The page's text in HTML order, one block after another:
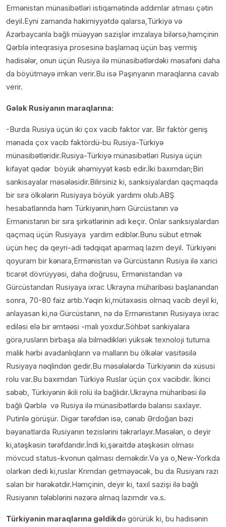
Ermənistan münasibətləri istiqamətində addımlar atması çətin
deyil.Eyni zamanda hakimiyyətdə qalarsa,Türkiyə və
Azərbaycanla bağlı müəyyən sazişlər imzalaya bilərsə,həmçinin
Qərblə inteqrasiya prosesinə başlamaq üçün baş vermiş
hadisələr, onun üçün Rusiya ilə münasibətlərdəki məsafəni daha
da böyütməyə imkan verir.Bu isə Paşınyanın maraqlarına cavab
verir.
Gələk Rusiyanın maraqlarına:
-Burda Rusiya üçün iki çox vacib faktor var. Bir faktör geniş
mənada çox vacib faktördü-bu Rusiya-Türkiyə
münasibətləridir.Rusiya-Türkiyə münasibətləri Rusiya üçün
kifayət qədər böyük əhəmiyyət kəsb edir.İki baxımdan;Biri
sankisayalar məsələsidir.Bilirsiniz ki, sanksiyalardan qaçmaqda
bir sıra ölkələrin Rusiyaya böyük yardımı olub.ABŞ
hesabatlarında həm Türkiyənin,həm Gürcüstanın və
Ermənistanın bir sıra şirkətlərinin adı keçir. Onlar sanksiyalardan
qaçmaq üçün Rusiyaya yardım ediblər.Bunu sübut etmək
üçün heç də qeyri-adi tədqiqat aparmaq lazım deyil. Türkiyəni
qoyuram bir kənara,Ermənistan və Gürcüstanın Rusiya ilə xarici
ticarət dövrüyyəsi, daha doğrusu, Ermənistandan və
Gürcüstandan Rusiyaya ixrac Ukrayna müharibəsi başlanandan
sonra, 70-80 faiz artıb.Yəqin ki,mütəxəsis olmaq vacib deyil ki,
anlayasan ki,nə Gürcüstanın, nə də Ermənistanın Rusiyaya ixrac
ediləsi elə bir əmtəəsi -malı yoxdur.Söhbət sankiyalara
görə,rusların birbaşa ala bilmədikləri yüksək texnoloji tutuma
malik hərbi avadanlıqların və malların bu ölkələr vasitəsilə
Rusiyaya nəqlindən gedir.Bu məsələlərdə Türkiyənin də xüsusi
rolu var.Bu baxımdan Türkiyə Ruslar üçün çox vacibdir. İkinci
səbəb, Türkiyənin ikili rolü ilə bağlıdır.Ukrayna müharibəsi ilə
bağlı Qərblə və Rusiya ilə münasibətlərdə balansı saxlayır.
Putinlə görüşür. Digər tərəfdən isə, cənab Ərdoğan bəzi
bəyanatlarda Rusiyanın tezislərini təkrarlayır.Məsələn, o deyir
ki,atəşkəsin tərəfdarıdır.İndi ki,şəraitdə atəşkəsin olması
mövcud status-kvonun qalması deməkdir.Və ya o,New-Yorkda
olarkən dedi ki,ruslar Krımdan getməyəcək, bu da Rusiyanı razı
salan bir hərəkətdir.Həmçinin, deyir ki, taxıl sazişi ilə bağlı
Rusiyanın tələblərini nəzərə almaq lazımdır və.s.
Türkiyənin maraqlarına gəldikdə görürük ki, bu hadisənin